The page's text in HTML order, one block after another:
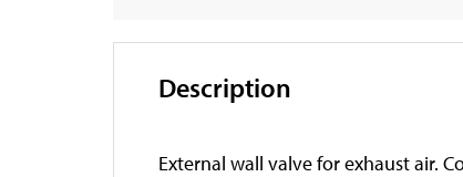
Description
External wall valve for exhaust air.